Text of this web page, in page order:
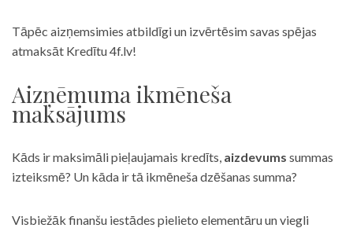
Tāpēc aizņemsimies atbildīgi un izvērtēsim savas spējas
atmaksāt Kredītu 4f.lv!
Aizņēmuma ikmēneša
maksājums
Kāds ir maksimāli pieļaujamais kredīts, aizdevums summas
izteiksmē? Un kāda ir tā ikmēneša dzēšanas summa?
Visbiežāk finanšu iestādes pielieto elementāru un viegli